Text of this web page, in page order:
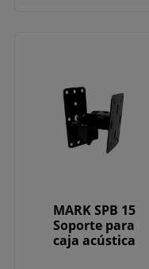
MARK SPB 15
Soporte para
caja acústica